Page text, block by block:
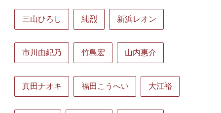
三山ひろし 純烈 新浜レオン
市川由紀乃 竹島宏 山内惠介
真田ナオキ 福田こうへい 大江裕